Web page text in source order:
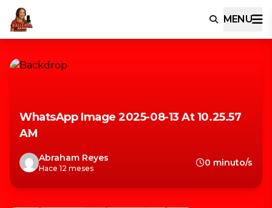
MENU
WhatsApp Image 2025-08-13 At 10.25.57
AM
Abraham Reyes
Hace 12 meses
0 minuto/s